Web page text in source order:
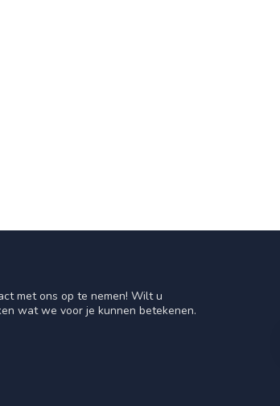
met ons op te nemen! Wilt u
wat we voor je kunnen betekenen.